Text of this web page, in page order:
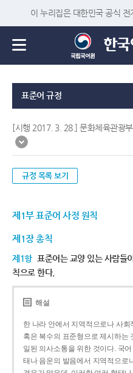
이 누리집은 대한민국 공식 전
표준어 규정
[시행 2017. 3. 28.] 문화체육관광
규정 목록 보기
제1부 표준어 사정 원칙
제1장 총칙
제1항 표준어는 교양 있는 사람들
칙으로 한다.
해설
한 나라 안에서 지역적으로나 사
혹은 복수의 표준형으로 제시하는
일된 의사소통을 위한 것이다. 국
태나 음운의 발음에서 지역적으로